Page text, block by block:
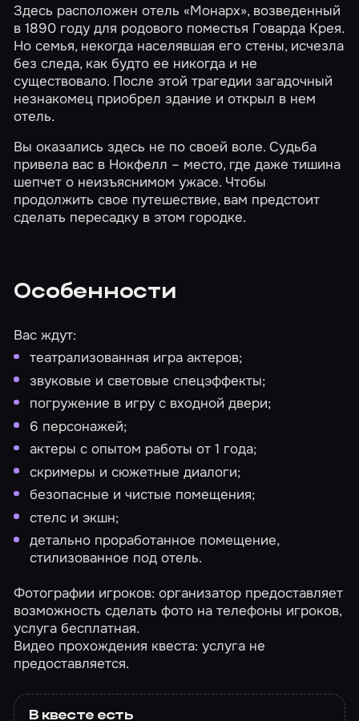
Здесь расположен отель «Монарх», возведенный
в 1890 году для родового поместья Говарда Крея.
Но семья, некогда населявшая его стены, исчезла
без следа, как будто ее никогда и не
существовало. После этой трагедии загадочный
незнакомец приобрел здание и открыл в нем
отель.
Вы оказались здесь не по своей воле. Судьба
привела вас в Нокфелл – место, где даже тишина
шепчет о неизъяснимом ужасе. Чтобы
продолжить свое путешествие, вам предстоит
сделать пересадку в этом городке.
Особенности
Вас ждут:
театрализованная игра актеров;
звуковые и световые спецэффекты;
погружение в игру с входной двери;
6 персонажей;
актеры с опытом работы от 1 года;
скримеры и сюжетные диалоги;
безопасные и чистые помещения;
стелс и экшн;
детально проработанное помещение,
стилизованное под отель.
Фотографии игроков: организатор предоставляет
возможность сделать фото на телефоны игроков,
услуга бесплатная.
Видео прохождения квеста: услуга не
предоставляется.
В квесте есть